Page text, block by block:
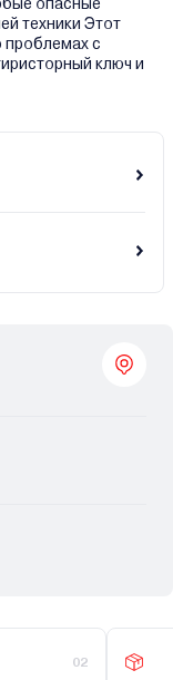
техники Этот
проблемах с
ключ и
02